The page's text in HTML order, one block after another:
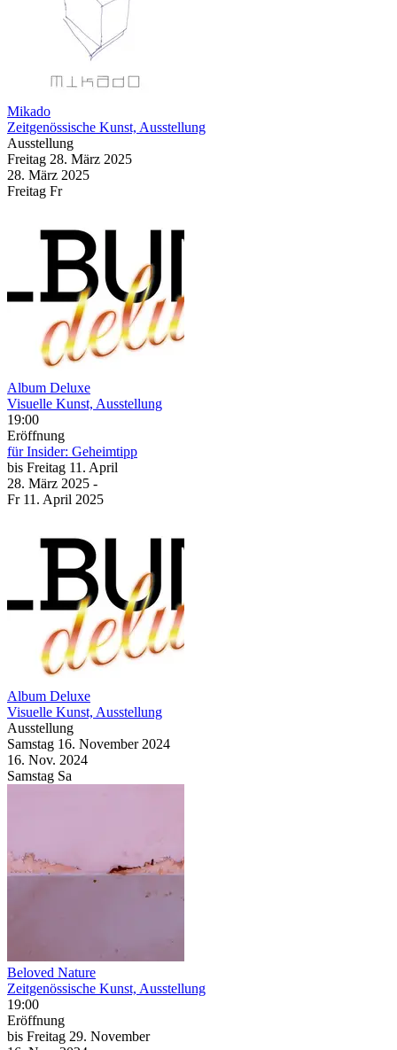
Mikado
Zeitgenössische Kunst, Ausstellung
Ausstellung
Freitag 28. März 2025
28. März 2025
Freitag Fr
Album Deluxe
Visuelle Kunst, Ausstellung
19:00
Eröffnung
für Insider: Geheimtipp
bis Freitag 11. April
28. März 2025 -
Fr 11. April 2025
Album Deluxe
Visuelle Kunst, Ausstellung
Ausstellung
Samstag 16. November 2024
16. Nov. 2024
Samstag Sa
Beloved Nature
Zeitgenössische Kunst, Ausstellung
19:00
Eröffnung
bis Freitag 29. November